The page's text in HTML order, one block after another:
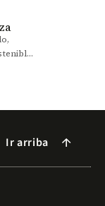
Ir arriba arrow_forward